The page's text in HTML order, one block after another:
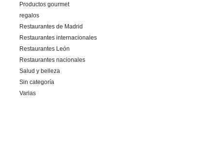
Productos gourmet
regalos
Restaurantes de Madrid
Restaurantes internacionales
Restaurantes León
Restaurantes nacionales
Salud y belleza
Sin categoría
Varias